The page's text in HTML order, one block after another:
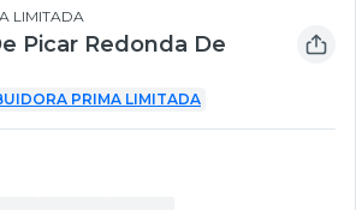
LIMITADA
Picar Redonda De
PRIMA LIMITADA